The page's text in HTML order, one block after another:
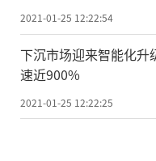
目前，“京沪
网络已在为150
面，潘建伟团队
器、密集波分复
处理和监控等核
2021-01-25 12:22:54
下沉市场迎来智能化升
速近900%
2021-01-25 12:22:25